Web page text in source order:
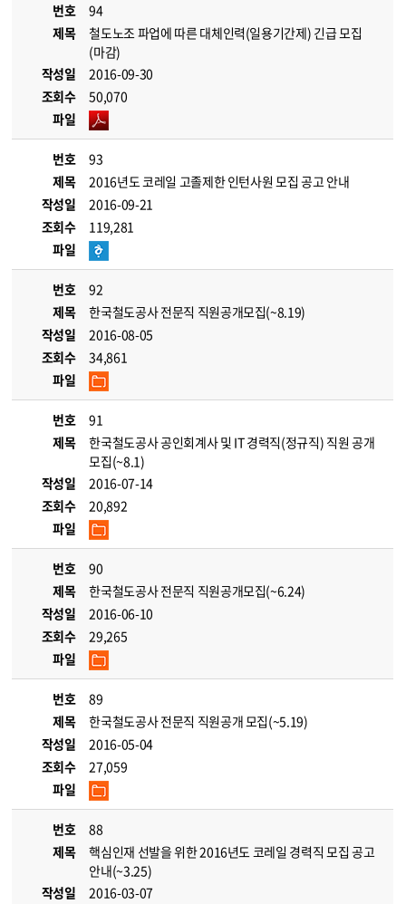
번호
94
제목
철도노조 파업에 따른 대체인력(일용기간제) 긴급 모집
(마감)
작성일
2016-09-30
조회수
50,070
파일
번호
93
제목
2016년도 코레일 고졸제한 인턴사원 모집 공고 안내
작성일
2016-09-21
조회수
119,281
파일
번호
92
제목
한국철도공사 전문직 직원공개모집(~8.19)
작성일
2016-08-05
조회수
34,861
파일
번호
91
제목
한국철도공사 공인회계사 및 IT 경력직(정규직) 직원 공개
모집(~8.1)
작성일
2016-07-14
조회수
20,892
파일
번호
90
제목
한국철도공사 전문직 직원공개모집(~6.24)
작성일
2016-06-10
조회수
29,265
파일
번호
89
제목
한국철도공사 전문직 직원공개 모집(~5.19)
작성일
2016-05-04
조회수
27,059
파일
번호
88
제목
핵심인재 선발을 위한 2016년도 코레일 경력직 모집 공고
안내(~3.25)
작성일
2016-03-07